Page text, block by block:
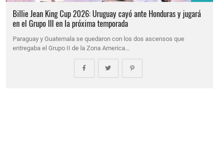
Billie Jean King Cup 2026: Uruguay cayó ante Honduras y jugará
en el Grupo III en la próxima temporada
Paraguay y Guatemala se quedaron con los dos ascensos que
entregaba el Grupo II de la Zona America…